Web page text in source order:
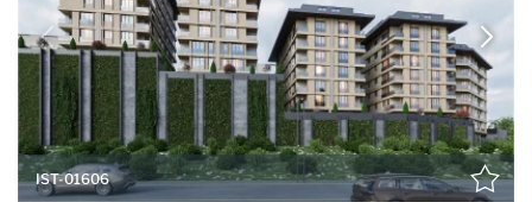
IST-01606